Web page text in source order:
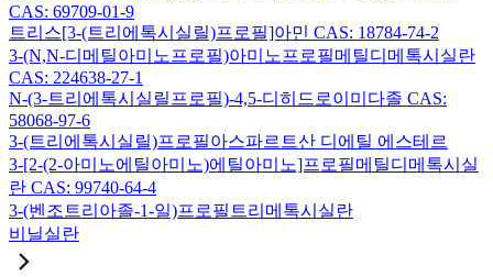
CAS: 69709-01-9
트리스[3-(트리에톡시실릴)프로필]아민 CAS: 18784-74-2
3-(N,N-디메틸아미노프로필)아미노프로필메틸디메톡시실란
CAS: 224638-27-1
N-(3-트리에톡시실릴프로필)-4,5-디히드로이미다졸 CAS:
58068-97-6
3-(트리에톡시실릴)프로필아스파르트산 디에틸 에스테르
3-[2-(2-아미노에틸아미노)에틸아미노]프로필메틸디메톡시실
란 CAS: 99740-64-4
3-(벤조트리아졸-1-일)프로필트리메톡시실란
비닐실란